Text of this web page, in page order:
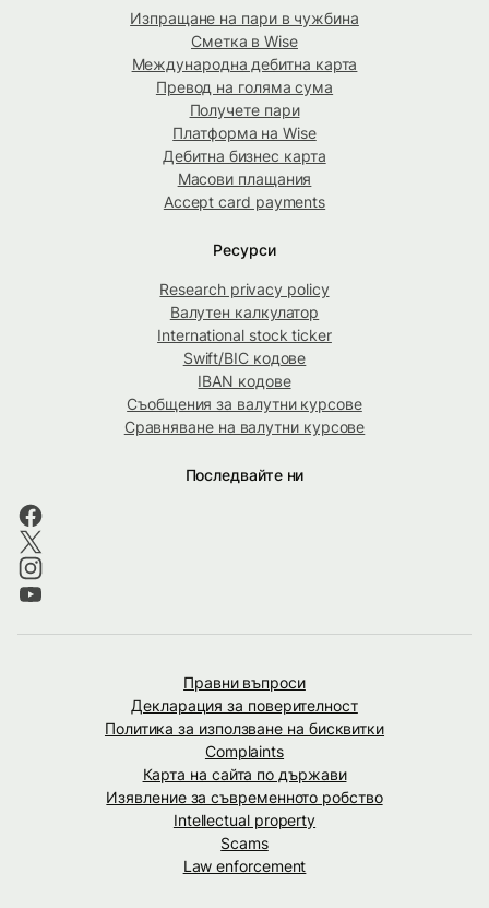
Изпращане на пари в чужбина
Сметка в Wise
Международна дебитна карта
Превод на голяма сума
Получете пари
Платформа на Wise
Дебитна бизнес карта
Масови плащания
Accept card payments
Ресурси
Research privacy policy
Валутен калкулатор
International stock ticker
Swift/BIC кодове
IBAN кодове
Съобщения за валутни курсове
Сравняване на валутни курсове
Последвайте ни
Правни въпроси
Декларация за поверителност
Политика за използване на бисквитки
Complaints
Карта на сайта по държави
Изявление за съвременното робство
Intellectual property
Scams
Law enforcement